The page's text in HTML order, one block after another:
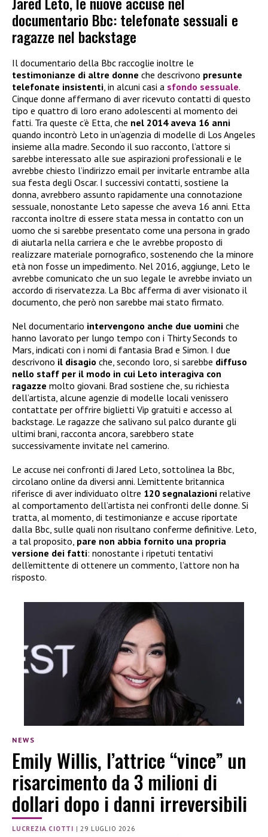
documentario Bbc: telefonate sessuali e
ragazze nel backstage
Il documentario della Bbc raccoglie inoltre le
testimonianze di altre donne che descrivono presunte
telefonate insistenti , in alcuni casi a sfondo sessuale.
Cinque donne affermano di aver ricevuto contatti di questo
tipo e quattro di loro erano adolescenti al momento dei
fatti. Tra queste c’è Etta, che nel 2014 aveva 16 anni
quando incontrò Leto in un’agenzia di modelle di Los Angeles
insieme alla madre. Secondo il suo racconto, l’attore si
sarebbe interessato alle sue aspirazioni professionali e le
avrebbe chiesto l’indirizzo email per invitarle entrambe alla
sua festa degli Oscar. I successivi contatti, sostiene la
donna, avrebbero assunto rapidamente una connotazione
sessuale, nonostante Leto sapesse che aveva 16 anni. Etta
racconta inoltre di essere stata messa in contatto con un
uomo che si sarebbe presentato come una persona in grado
di aiutarla nella carriera e che le avrebbe proposto di
realizzare materiale pornografico, sostenendo che la minore
età non fosse un impedimento. Nel 2016, aggiunge, Leto le
avrebbe comunicato che un suo legale le avrebbe inviato un
accordo di riservatezza. La Bbc afferma di aver visionato il
documento, che però non sarebbe mai stato firmato.
Nel documentario intervengono anche due uomini che
hanno lavorato per lungo tempo con i Thirty Seconds to
Mars, indicati con i nomi di fantasia Brad e Simon. I due
descrivono il disagio che, secondo loro, si sarebbe diffuso
nello staff per il modo in cui Leto interagiva con
ragazze molto giovani. Brad sostiene che, su richiesta
dell’artista, alcune agenzie di modelle locali venissero
contattate per offrire biglietti Vip gratuiti e accesso al
backstage. Le ragazze che salivano sul palco durante gli
ultimi brani, racconta ancora, sarebbero state
successivamente invitate nel camerino.
Le accuse nei confronti di Jared Leto, sottolinea la Bbc,
circolano online da diversi anni. L’emittente britannica
riferisce di aver individuato oltre 120 segnalazioni relative
al comportamento dell’artista nei confronti delle donne. Si
tratta, al momento, di testimonianze e accuse riportate
dalla Bbc, sulle quali non risultano conferme definitive. Leto,
a tal proposito, pare non abbia fornito una propria
versione dei fatti: nonostante i ripetuti tentativi
dell’emittente di ottenere un commento, l’attore non ha
risposto.
NEWS
Emily Willis, l’attrice “vince” un
risarcimento da 3 milioni di
dollari dopo i danni irreversibili
LUCREZIA CIOTTI |29 LUGLIO 2026